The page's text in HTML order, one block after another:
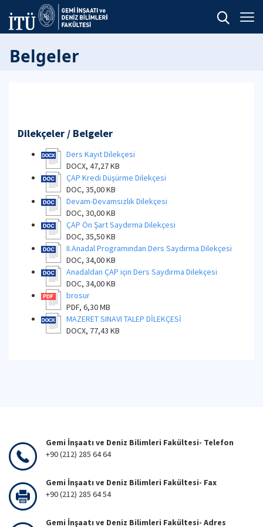
Belgeler
Dilekçeler / Belgeler
Ders Kayıt Dilekçesi
DOCX, 47,27 KB
ÇAP Kredi Düşürme Dilekçesi
DOC, 35,00 KB
Devam-Devamsızlık Dilekçesi
DOC, 30,00 KB
ÇAP Ön Şart Saydırma Dilekçesi
DOC, 35,50 KB
II.Anadal Programından Ders Saydırma Dilekçesi
DOC, 34,00 KB
Anadaldan ÇAP için Ders Saydırma Dilekçesi
DOC, 34,00 KB
brosur
PDF, 6,30 MB
MAZERET SINAVI TALEP DİLEKÇESİ
DOCX, 77,43 KB
Gemi İnşaatı ve Deniz Bilimleri Fakültesi- Telefon
+90 (212) 285 64 64
Gemi İnşaatı ve Deniz Bilimleri Fakültesi- Fax
+90 (212) 285 64 54
Gemi İnşaatı ve Deniz Bilimleri Fakültesi- Adres